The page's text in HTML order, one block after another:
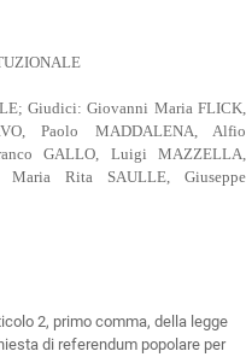
Giudici: Giovanni Maria FLICK,
Paolo MADDALENA, Alfio
GALLO, Luigi MAZZELLA,
Maria Rita SAULLE, Giuseppe
2, primo comma, della legge
di referendum popolare per